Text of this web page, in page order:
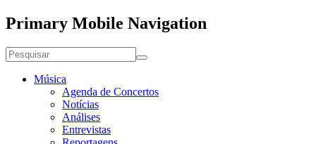
Primary Mobile Navigation
Música
Agenda de Concertos
Notícias
Análises
Entrevistas